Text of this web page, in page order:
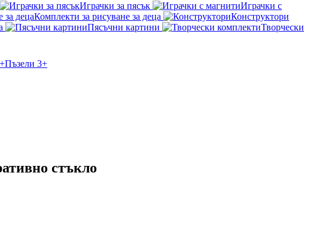
Играчки за пясък
Играчки с
Комплекти за рисуване за деца
Конструктори
Пясъчни картини
Творчески
Пъзели 3+
стъкло